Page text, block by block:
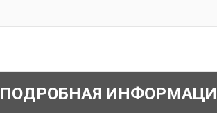
ПОДРОБНАЯ